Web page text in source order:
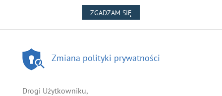
ZGADZAM SIĘ
Zmiana polityki prywatności
Drogi Użytkowniku,